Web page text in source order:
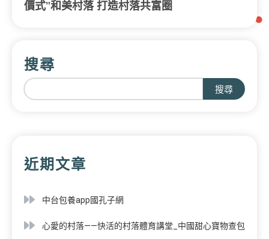
價式”和美村落 打造村落共富圈
搜尋
搜尋
近期文章
中台包養app國孔子網
心愛的村落——快活的村落體育講堂_中國甜心寶物查包